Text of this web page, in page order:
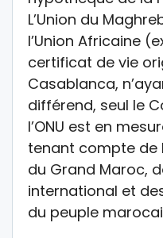
L’Union du
l’Union Africaine
certificat de vie
Casablanca,
différend, seul le
l’ONU est en
tenant compte de
du Grand Maroc,
international et
du peuple